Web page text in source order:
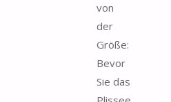
von
der
Größe:
Bevor
Sie das